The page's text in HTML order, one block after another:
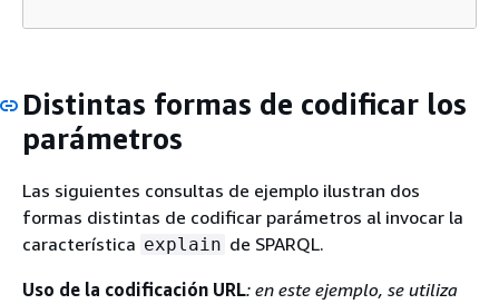
Distintas formas de codificar los
parámetros
Las siguientes consultas de ejemplo ilustran dos
formas distintas de codificar parámetros al invocar la
característica explain de SPARQL.
Uso de la codificación URL: en este ejemplo, se utiliza